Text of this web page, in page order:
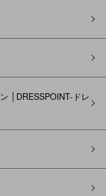
│DRESSPOINT-ドレ